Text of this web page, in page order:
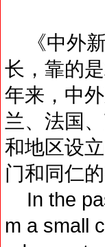
《中外新
长，靠的
年来，中
兰、法国
和地区设
门和同仁
In the
m a small